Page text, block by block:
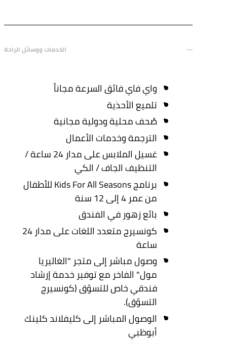
الخدمات ووسائل الراحة
واي فاي فائق السرعة مجاناً
تلميع الأحذية
صُحف محلية ودولية مجانية
الترجمة وخدمات الأعمال
غسيل الملابس على مدار 24 ساعة /
التنظيف الجاف / الكي
برنامج Kids For All Seasons للأطفال
من عمر 4 إلى 12 سنة
بائع زهور في الفندق
كونسيرج متعدد اللغات على مدار 24
ساعة
وصول مباشر إلى متجر "الغاليريا
مول" الفاخر مع توفير خدمة إرشاد
فندقي خاص للتسوّق (كونسيرج
التسوّق).
الوصول المباشر إلى كليفلاند كلينك
أبوظبي